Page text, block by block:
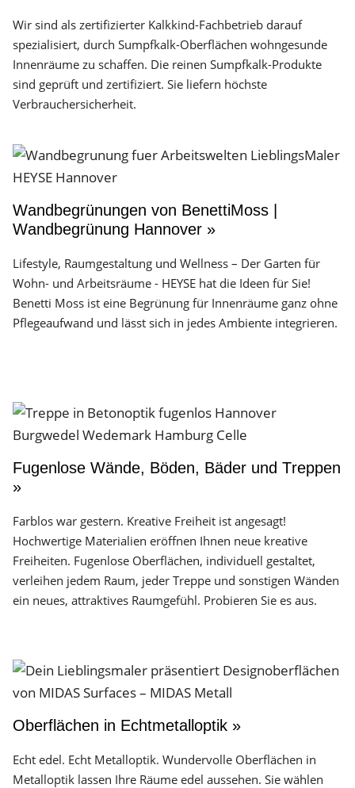
Wir sind als zertifizierter Kalkkind-Fachbetrieb darauf
spezialisiert, durch Sumpfkalk-Oberflächen wohngesunde
Innenräume zu schaffen. Die reinen Sumpfkalk-Produkte
sind geprüft und zertifiziert. Sie liefern höchste
Verbrauchersicherheit.
Wandbegrünungen von BenettiMoss |
Wandbegrünung Hannover »
Lifestyle, Raumgestaltung und Wellness – Der Garten für
Wohn- und Arbeitsräume - HEYSE hat die Ideen für Sie!
Benetti Moss ist eine Begrünung für Innenräume ganz ohne
Pflegeaufwand und lässt sich in jedes Ambiente integrieren.
Fugenlose Wände, Böden, Bäder und Treppen
»
Farblos war gestern. Kreative Freiheit ist angesagt!
Hochwertige Materialien eröffnen Ihnen neue kreative
Freiheiten. Fugenlose Oberflächen, individuell gestaltet,
verleihen jedem Raum, jeder Treppe und sonstigen Wänden
ein neues, attraktives Raumgefühl. Probieren Sie es aus.
Oberflächen in Echtmetalloptik »
Echt edel. Echt Metalloptik. Wundervolle Oberflächen in
Metalloptik lassen Ihre Räume edel aussehen. Sie wählen